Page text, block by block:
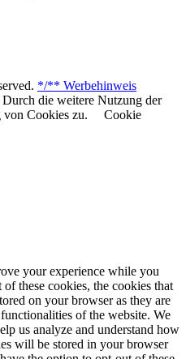
*/** Werbehinweis
die weitere Nutzung der
von Cookies zu.
Cookie
your experience while you
these cookies, the cookies that
on your browser as they are
of the website. We
us analyze and understand how
will be stored in your browser